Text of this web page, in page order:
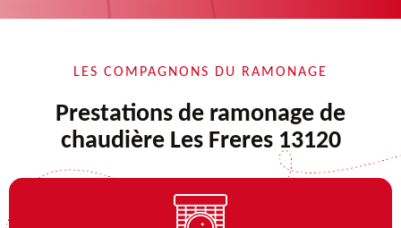
LES COMPAGNONS DU RAMONAGE
Prestations de ramonage de
chaudière Les Freres 13120